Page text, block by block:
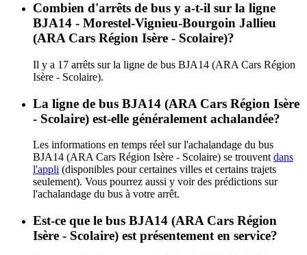
Combien d'arrêts de bus y a-t-il sur la ligne
BJA14 - Morestel-Vignieu-Bourgoin Jallieu
(ARA Cars Région Isère - Scolaire)?
Il y a 17 arrêts sur la ligne de bus BJA14 (ARA Cars Région
Isère - Scolaire).
La ligne de bus BJA14 (ARA Cars Région Isère
- Scolaire) est-elle généralement achalandée?
Les informations en temps réel sur l'achalandage du bus
BJA14 (ARA Cars Région Isère - Scolaire) se trouvent dans
l'appli (disponibles pour certaines villes et certains trajets
seulement). Vous pourrez aussi y voir des prédictions sur
l'achalandage du bus à votre arrêt.
Est-ce que le bus BJA14 (ARA Cars Région
Isère - Scolaire) est présentement en service?